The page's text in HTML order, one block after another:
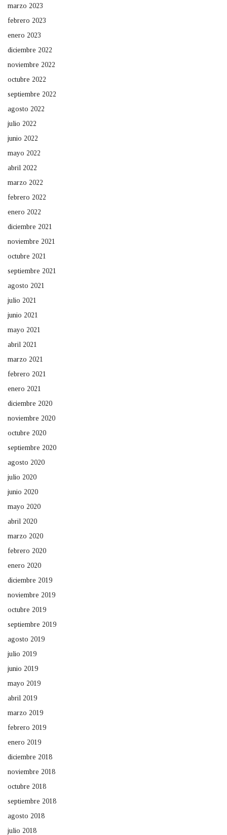
marzo 2023
febrero 2023
enero 2023
diciembre 2022
noviembre 2022
octubre 2022
septiembre 2022
agosto 2022
julio 2022
junio 2022
mayo 2022
abril 2022
marzo 2022
febrero 2022
enero 2022
diciembre 2021
noviembre 2021
octubre 2021
septiembre 2021
agosto 2021
julio 2021
junio 2021
mayo 2021
abril 2021
marzo 2021
febrero 2021
enero 2021
diciembre 2020
noviembre 2020
octubre 2020
septiembre 2020
agosto 2020
julio 2020
junio 2020
mayo 2020
abril 2020
marzo 2020
febrero 2020
enero 2020
diciembre 2019
noviembre 2019
octubre 2019
septiembre 2019
agosto 2019
julio 2019
junio 2019
mayo 2019
abril 2019
marzo 2019
febrero 2019
enero 2019
diciembre 2018
noviembre 2018
octubre 2018
septiembre 2018
agosto 2018
julio 2018